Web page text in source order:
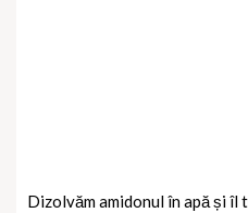
Dizolvăm amidonul în apă și îl